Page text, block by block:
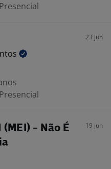
Presencial
23 jun
Presencial
- Não É
19 jun